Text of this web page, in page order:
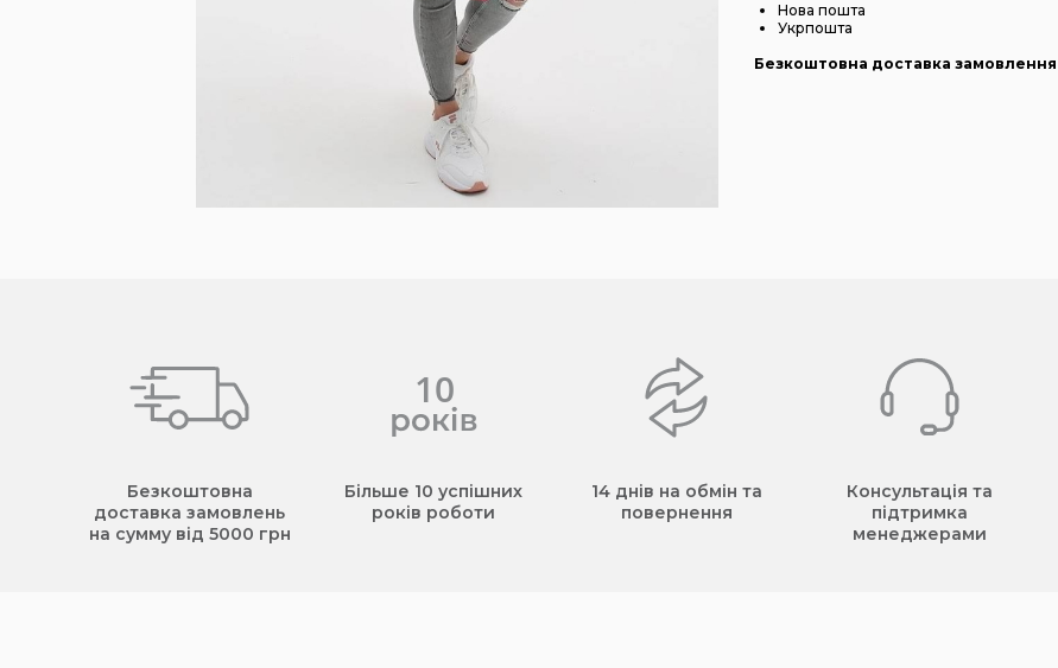
Нова пошта
Укрпошта
Безкоштовна доставка замовлення
Безкоштовна
доставка замовлень
на сумму від 5000 грн
Більше 10 успішних
років роботи
14 днів на обмін та
повернення
Консультація та
підтримка
менеджерами